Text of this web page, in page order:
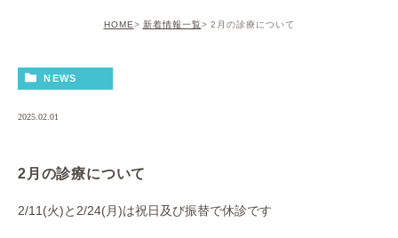
HOME 新着情報一覧 2月の診療について
NEWS
2025.02.01
2月の診療について
2/11(火)と2/24(月)は祝日及び振替で休診です